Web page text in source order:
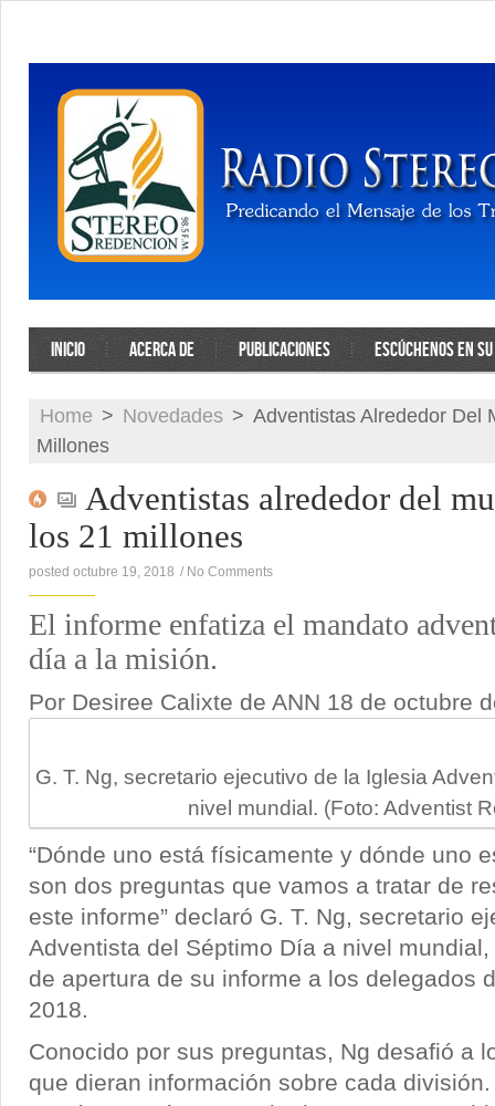
INICIO ACERCA DE PUBLICACIONES ESCÚCHENOS EN
Home > Novedades > Adventistas Alrededor Del
Millones
Adventistas alrededor del
los 21 millones
posted octubre 19, 2018 / No Comments
El informe enfatiza el mandato
día a la misión.
Por Desiree Calixte de ANN 18 de octubre
G. T. Ng, secretario ejecutivo de la Iglesia
nivel mundial. (Foto: Adventist
“Dónde uno está físicamente y dónde uno
son dos preguntas que vamos a tratar de
este informe” declaró G. T. Ng, secretario
Adventista del Séptimo Día a nivel
de apertura de su informe a los delegados
2018.
Conocido por sus preguntas, Ng desafió a
que dieran información sobre cada